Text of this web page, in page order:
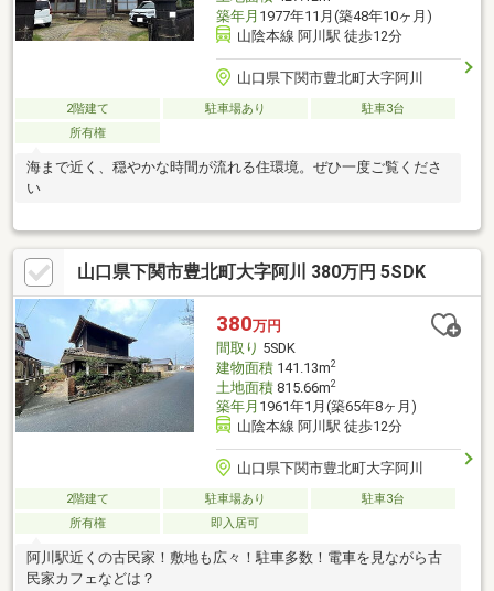
築年月 1977年11月(築48年10ヶ月)
山陰本線 阿川駅 徒歩12分
山口県下関市豊北町大字阿川
2階建て 駐車場あり
駐車3台
所有権
海まで近く、穏やかな時間が流れる住環境。ぜひ一度ご覧くださ
い
山口県下関市豊北町大字阿川 380万円 5SDK
380万円
間取り 5SDK
建物面積141.13m2
土地面積815.66m2
築年月 1961年1月(築65年8ヶ月)
山陰本線 阿川駅 徒歩12分
山口県下関市豊北町大字阿川
2階建て 駐車場あり
駐車3台
所有権
即入居可
阿川駅近くの古民家！敷地も広々！駐車多数！電車を見ながら古
民家カフェなどは？